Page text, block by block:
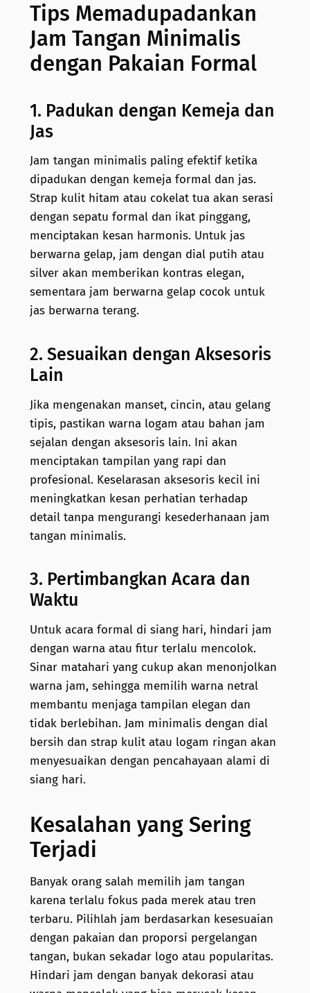
Tips Memadupadankan
Jam Tangan Minimalis
dengan Pakaian Formal
1. Padukan dengan Kemeja dan
Jas
Jam tangan minimalis paling efektif ketika
dipadukan dengan kemeja formal dan jas.
Strap kulit hitam atau cokelat tua akan serasi
dengan sepatu formal dan ikat pinggang,
menciptakan kesan harmonis. Untuk jas
berwarna gelap, jam dengan dial putih atau
silver akan memberikan kontras elegan,
sementara jam berwarna gelap cocok untuk
jas berwarna terang.
2. Sesuaikan dengan Aksesoris
Lain
Jika mengenakan manset, cincin, atau gelang
tipis, pastikan warna logam atau bahan jam
sejalan dengan aksesoris lain. Ini akan
menciptakan tampilan yang rapi dan
profesional. Keselarasan aksesoris kecil ini
meningkatkan kesan perhatian terhadap
detail tanpa mengurangi kesederhanaan jam
tangan minimalis.
3. Pertimbangkan Acara dan
Waktu
Untuk acara formal di siang hari, hindari jam
dengan warna atau fitur terlalu mencolok.
Sinar matahari yang cukup akan menonjolkan
warna jam, sehingga memilih warna netral
membantu menjaga tampilan elegan dan
tidak berlebihan. Jam minimalis dengan dial
bersih dan strap kulit atau logam ringan akan
menyesuaikan dengan pencahayaan alami di
siang hari.
Kesalahan yang Sering
Terjadi
Banyak orang salah memilih jam tangan
karena terlalu fokus pada merek atau tren
terbaru. Pilihlah jam berdasarkan kesesuaian
dengan pakaian dan proporsi pergelangan
tangan, bukan sekadar logo atau popularitas.
Hindari jam dengan banyak dekorasi atau